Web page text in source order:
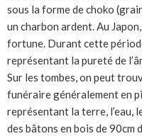
sous la forme de choko
un charbon ardent. Au
fortune. Durant cette
représentant la pureté de
Sur les tombes, on peut
funéraire généralement en
représentant la terre, l’eau,
des bâtons en bois de 90cm